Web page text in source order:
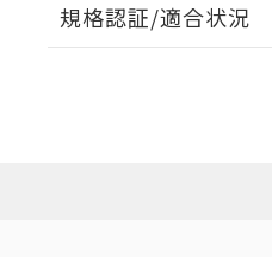
EU RoHS 注意事項・
規格認証/適合状況